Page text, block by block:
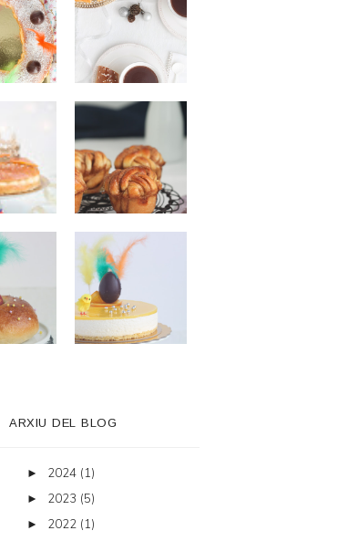
ARXIU DEL BLOG
► 2024 (1)
► 2023 (5)
► 2022 (1)